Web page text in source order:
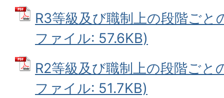
R3等級及び職制上の段階ごと
ファイル: 57.6KB)
R2等級及び職制上の段階ごと
ファイル: 51.7KB)